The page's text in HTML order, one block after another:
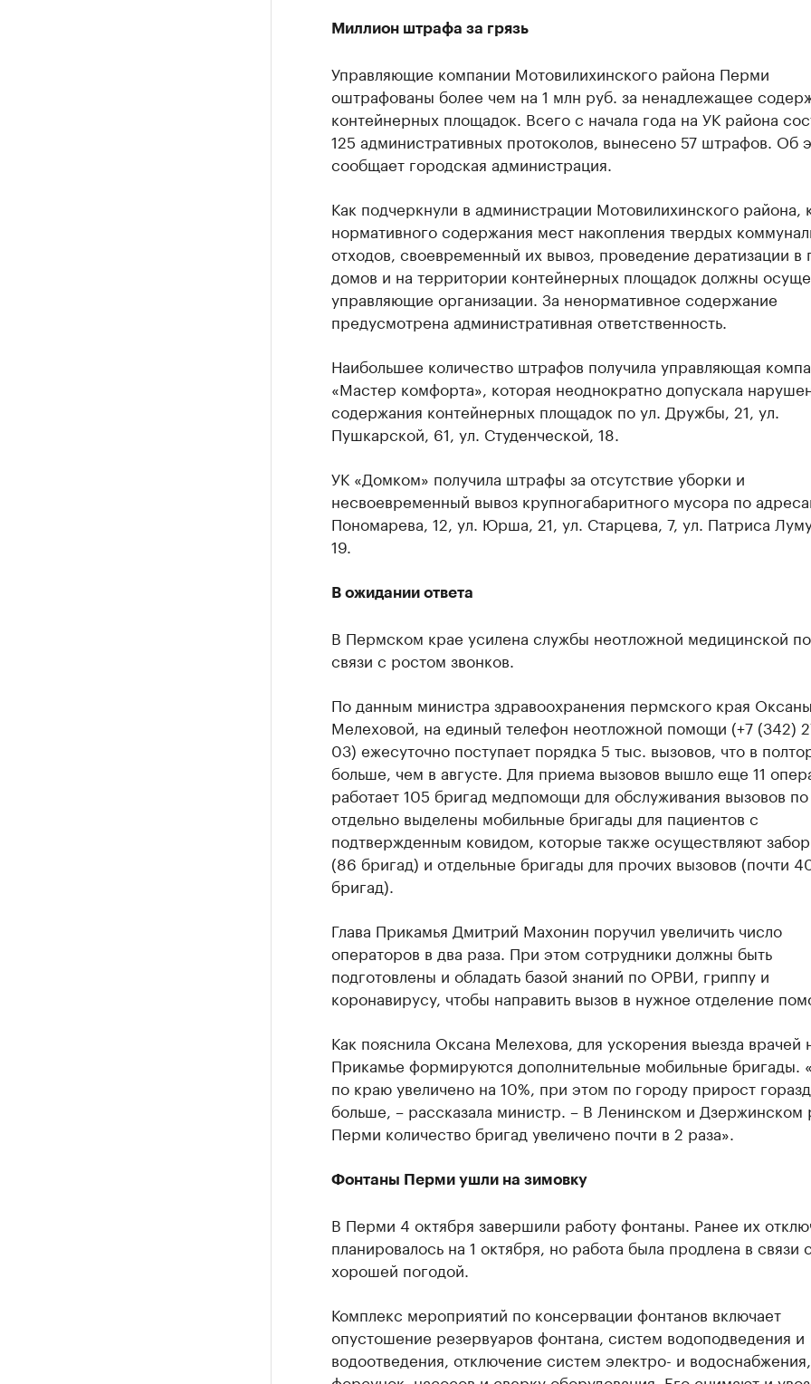
Миллион штрафа за грязь
Управляющие компании Мотовилихинского района Перми
оштрафованы более чем на 1 млн руб. за ненадлежащее
контейнерных площадок. Всего с начала года на УК района
125 административных протоколов, вынесено 57 штрафов. Об
сообщает городская администрация.
Как подчеркнули в администрации Мотовилихинского района,
нормативного содержания мест накопления твердых
отходов, своевременный их вывоз, проведение дератизации в
домов и на территории контейнерных площадок должны
управляющие организации. За ненормативное содержание
предусмотрена административная ответственность.
Наибольшее количество штрафов получила управляющая
«Мастер комфорта», которая неоднократно допускала
содержания контейнерных площадок по ул. Дружбы, 21, ул.
Пушкарской, 61, ул. Студенческой, 18.
УК «Домком» получила штрафы за отсутствие уборки и
несвоевременный вывоз крупногабаритного мусора по
Пономарева, 12, ул. Юрша, 21, ул. Старцева, 7, ул. Патриса
19.
В ожидании ответа
В Пермском крае усилена службы неотложной медицинской
связи с ростом звонков.
По данным министра здравоохранения пермского края Оксаны
Мелеховой, на единый телефон неотложной помощи (+7 (342)
03) ежесуточно поступает порядка 5 тыс. вызовов, что в
больше, чем в августе. Для приема вызовов вышло еще 11
работает 105 бригад медпомощи для обслуживания вызовов
отдельно выделены мобильные бригады для пациентов с
подтвержденным ковидом, которые также осуществляют
(86 бригад) и отдельные бригады для прочих вызовов (почти
бригад).
Глава Прикамья Дмитрий Махонин поручил увеличить число
операторов в два раза. При этом сотрудники должны быть
подготовлены и обладать базой знаний по ОРВИ, гриппу и
коронавирусу, чтобы направить вызов в нужное отделение
Как пояснила Оксана Мелехова, для ускорения выезда врачей
Прикамье формируются дополнительные мобильные бригады.
по краю увеличено на 10%, при этом по городу прирост
больше, – рассказала министр. – В Ленинском и Дзержинском
Перми количество бригад увеличено почти в 2 раза».
Фонтаны Перми ушли на зимовку
В Перми 4 октября завершили работу фонтаны. Ранее их
планировалось на 1 октября, но работа была продлена в связи с
хорошей погодой.
Комплекс мероприятий по консервации фонтанов включает
опустошение резервуаров фонтана, систем водоподведения и
водоотведения, отключение систем электро- и